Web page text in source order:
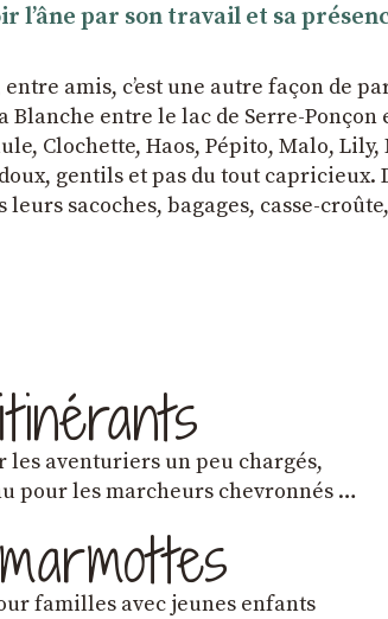
lʼâne par son travail et sa
amis, cʼest une autre façon de
entre le lac de Serre-Ponçon
Clochette, Haos, Pépito, Malo,
gentils et pas du tout
sacoches, bagages, casse-
les aventuriers un peu chargés,
pour les marcheurs chevronnés …
familles avec jeunes enfants